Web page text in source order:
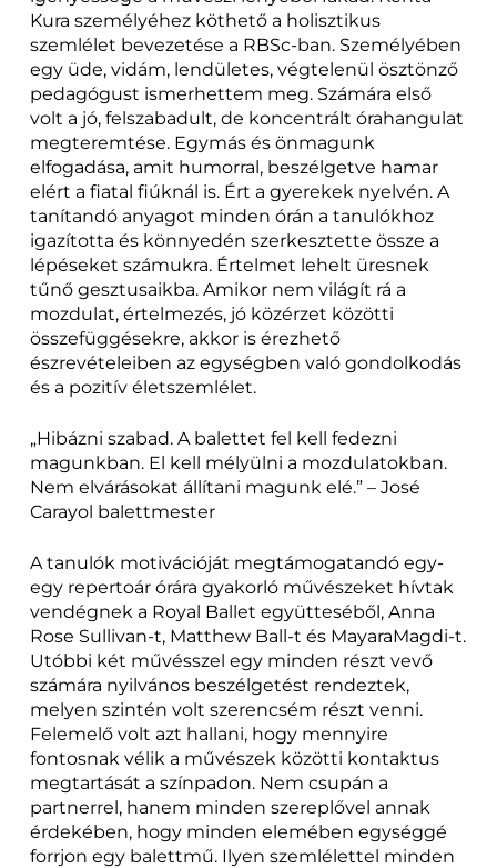
Kura személyéhez köthető a holisztikus
szemlélet bevezetése a RBSc-ban. Személyében
egy üde, vidám, lendületes, végtelenül ösztönző
pedagógust ismerhettem meg. Számára első
volt a jó, felszabadult, de koncentrált órahangulat
megteremtése. Egymás és önmagunk
elfogadása, amit humorral, beszélgetve hamar
elért a fiatal fiúknál is. Ért a gyerekek nyelvén. A
tanítandó anyagot minden órán a tanulókhoz
igazította és könnyedén szerkesztette össze a
lépéseket számukra. Értelmet lehelt üresnek
tűnő gesztusaikba. Amikor nem világít rá a
mozdulat, értelmezés, jó közérzet közötti
összefüggésekre, akkor is érezhető
észrevételeiben az egységben való gondolkodás
és a pozitív életszemlélet.
„Hibázni szabad. A balettet fel kell fedezni
magunkban. El kell mélyülni a mozdulatokban.
Nem elvárásokat állítani magunk elé.” – José
Carayol balettmester
A tanulók motivációját megtámogatandó egy-
egy repertoár órára gyakorló művészeket hívtak
vendégnek a Royal Ballet együtteséből, Anna
Rose Sullivan-t, Matthew Ball-t és MayaraMagdi-t.
Utóbbi két művésszel egy minden részt vevő
számára nyilvános beszélgetést rendeztek,
melyen szintén volt szerencsém részt venni.
Felemelő volt azt hallani, hogy mennyire
fontosnak vélik a művészek közötti kontaktus
megtartását a színpadon. Nem csupán a
partnerrel, hanem minden szereplővel annak
érdekében, hogy minden elemében egységgé
forrjon egy balettmű. Ilyen szemlélettel minden